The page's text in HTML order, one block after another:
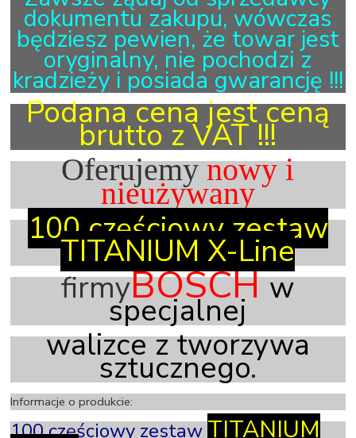
dokumentu zakupu, wówczas
będziesz pewien, że towar jest
oryginalny, nie pochodzi z
kradzieży i posiada gwarancję !!!
Podana cena jest ceną
brutto zVAT !!!
Oferujemynowy i
nieużywany
100 częściowy zestaw
TITANIUMX-Line
firmyBOSCHw
specjalnej
walizcez tworzywa
sztucznego.
Informacje o produkcie:
100 częściowy zestaw TITANIUM